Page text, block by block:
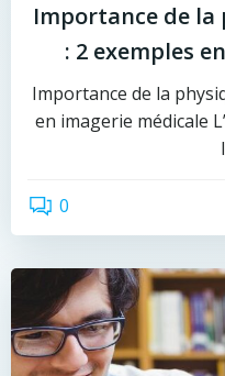
Importance de la
: 2 exemples
Importance de la
en imagerie médicale
0